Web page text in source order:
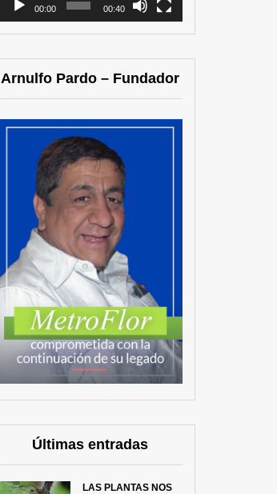
00:00 00:40
Arnulfo Pardo – Fundador
Últimas entradas
LAS PLANTAS NOS